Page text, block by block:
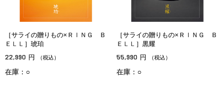
［サライの贈りもの×ＲＩＮＧ Ｂ
ＥＬＬ］琥珀
22,990 円 （税込）
在庫：○
［サライの贈りもの×ＲＩＮＧ Ｂ
ＥＬＬ］黒耀
55,990 円 （税込）
在庫：○